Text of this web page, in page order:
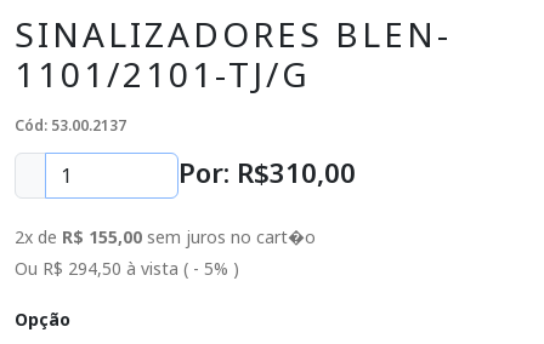
SINALIZADORES BLEN-
1101/2101-TJ/G
Cód: 53.00.2137
Por: R$310,00
2x de R$ 155,00 sem juros no cart�o
Ou R$ 294,50 à vista ( - 5% )
Opção